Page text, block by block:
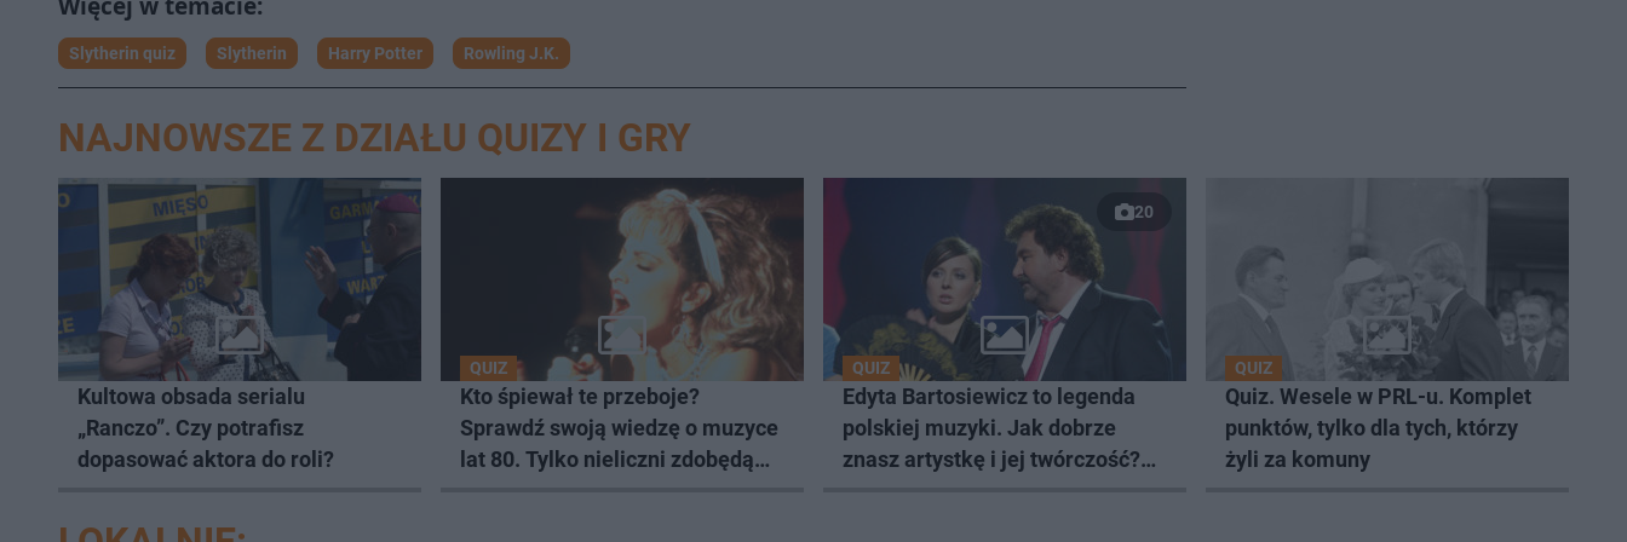
Slytherin quiz Slytherin Harry Potter Rowling J.K.
NAJNOWSZE Z DZIAŁU QUIZY I GRY
Kultowa obsada serialu
„Ranczo”. Czy potrafisz
dopasować aktora do roli?
QUIZ
Kto śpiewał te przeboje?
Sprawdź swoją wiedzę o muzyce
lat 80. Tylko nieliczni zdobędą
20
QUIZ
Edyta Bartosiewicz to legenda
polskiej muzyki. Jak dobrze
znasz artystkę i jej twórczość?
QUIZ
Quiz. Wesele w PRL-u. Komplet
punktów, tylko dla tych, którzy
żyli za komuny